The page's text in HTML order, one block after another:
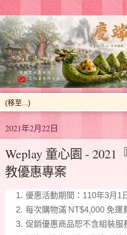
2021年2月22日
Weplay 童心園 - 2021
教優惠專案
優惠活動期間：110年3月1
每次購物滿 NT$4,000 免運
促銷優惠商品恕不含組裝